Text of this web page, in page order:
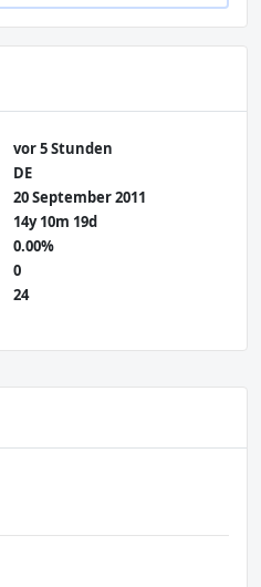
vor 5 Stunden
DE
20 September 2011
14y 10m 19d
0.00%
0
24